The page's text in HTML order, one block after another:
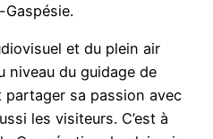
Gaspésie.
et du plein air
niveau du guidage de
sa passion avec
les visiteurs. C’est à